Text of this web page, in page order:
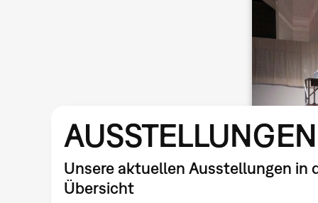
AUSSTELLUNGEN
Unsere aktuellen Ausstellungen in
Übersicht